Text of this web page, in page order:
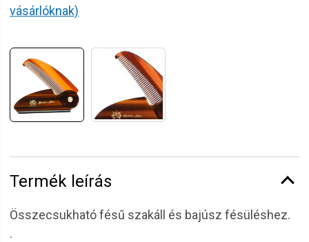
vásárlóknak)
Termék leírás
Összecsukható fésű szakáll és bajúsz fésüléshez.
.